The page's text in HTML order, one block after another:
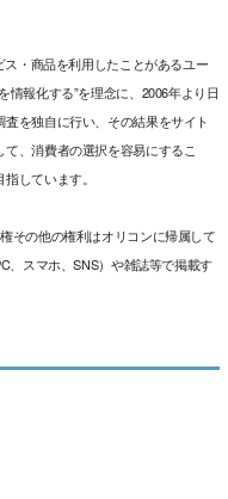
・商品を利用したことがあるユー
情報化する”を理念に、2006年より日
を独自に行い、その結果をサイト
、消費者の選択を容易にするこ
しています。
その他の権利はオリコンに帰属して
、スマホ、SNS）や雑誌等で掲載す